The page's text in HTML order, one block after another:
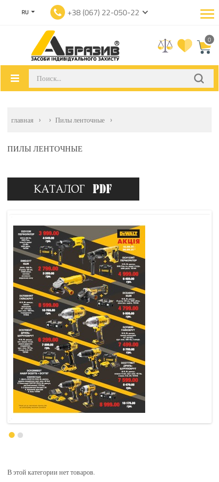
RU +38 (067) 22-050-22
0
главная Пилы ленточные
ПИЛЫ ЛЕНТОЧНЫЕ
В этой категории нет товаров.